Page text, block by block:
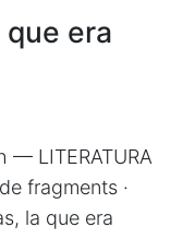
era
— LITERATURA
fragments ·
la que era